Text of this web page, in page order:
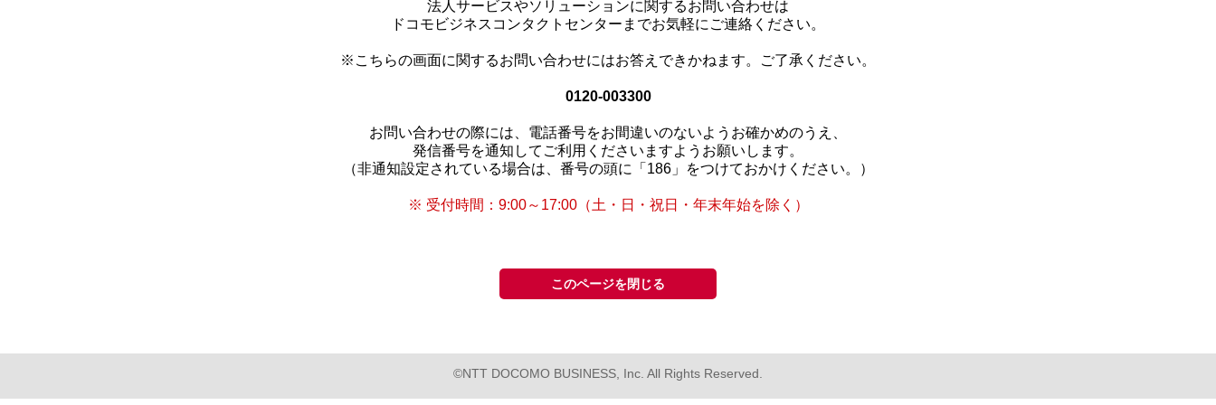
法人サービスやソリューションに関するお問い合わせは
ドコモビジネスコンタクトセンターまでお気軽にご連絡ください。
※こちらの画面に関するお問い合わせにはお答えできかねます。ご了承ください。
0120-003300
お問い合わせの際には、電話番号をお間違いのないようお確かめのうえ、
発信番号を通知してご利用くださいますようお願いします。
（非通知設定されている場合は、番号の頭に「186」をつけておかけください。）
※ 受付時間：9:00～17:00（土・日・祝日・年末年始を除く）
このページを閉じる
©NTT DOCOMO BUSINESS, Inc. All Rights Reserved.